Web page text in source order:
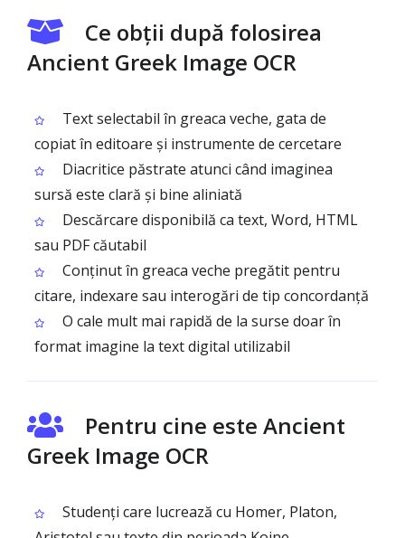
Ce obții după folosirea
Ancient Greek Image OCR
Text selectabil în greaca veche, gata de
copiat în editoare și instrumente de cercetare
Diacritice păstrate atunci când imaginea
sursă este clară și bine aliniată
Descărcare disponibilă ca text, Word, HTML
sau PDF căutabil
Conținut în greaca veche pregătit pentru
citare, indexare sau interogări de tip concordanță
O cale mult mai rapidă de la surse doar în
format imagine la text digital utilizabil
Pentru cine este Ancient
Greek Image OCR
Studenți care lucrează cu Homer, Platon,